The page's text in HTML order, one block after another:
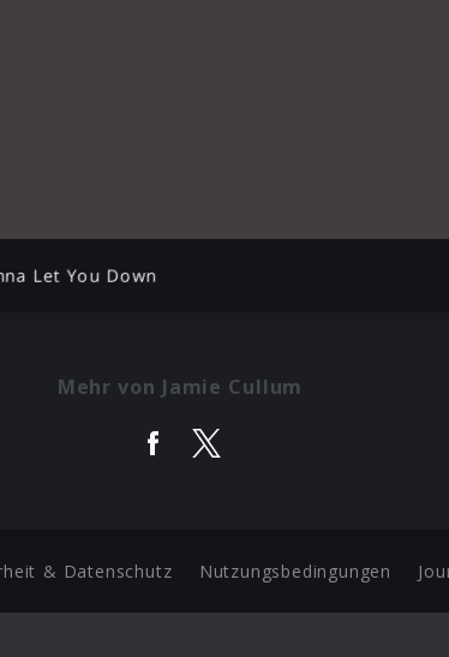
Let You Down
Mehr von Jamie Cullum
& Datenschutz Nutzungsbedingungen